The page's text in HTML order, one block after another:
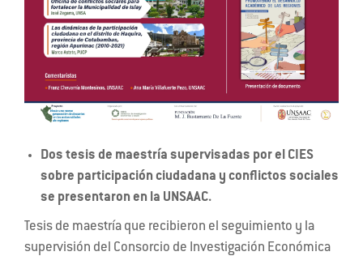
Dos tesis de maestría supervisadas por el CIES
sobre participación ciudadana y conflictos sociales
se presentaron en la UNSAAC.
Tesis de maestría que recibieron el seguimiento y la
supervisión del Consorcio de Investigación Económica